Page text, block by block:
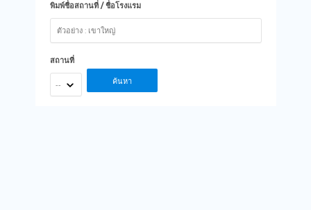
พิมพ์ชื่อสถานที่ / ชื่อโรงแรม
สถานที่
-- ค้นหา